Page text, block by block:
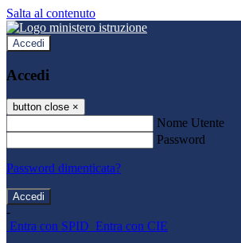
Salta al contenuto
Accedi
Accedi
button close ×
Nome Utente
Password
Password dimenticata?
-
Entra con SPID Entra con CIE